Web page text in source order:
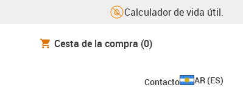
Calculador de vida útil.
Cesta de la compra (0)
Contacto AR (ES)